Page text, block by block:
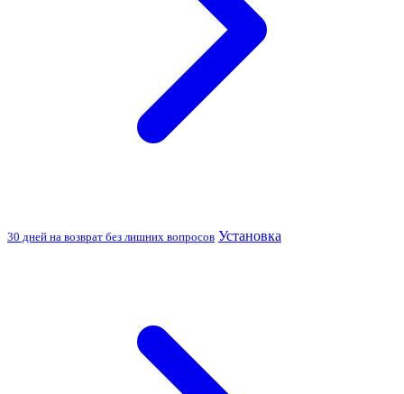
30 дней на возврат без лишних вопросов Установка